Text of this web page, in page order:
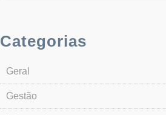
Categorias
Geral
Gestão